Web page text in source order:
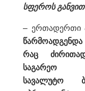
სფეროს
– ერთადერთი
რაც
საგარეო
სავალუტო